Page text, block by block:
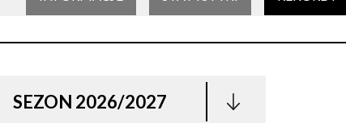
SEZON 2026/2027